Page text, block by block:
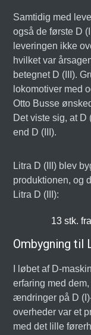
Samtidig med
også de første D
leveringen ikke
hvilket var
betegnet D (III).
lokomotiver med
Otto Busse
Det viste sig, at
end D (III).
Litra D (III) blev
produktionen, og
Litra D (III):
13 stk.
Ombygning til
I løbet af D-
erfaring med
ændringer på D
overheder var et
med det lille